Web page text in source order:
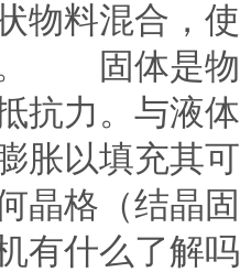
物料混合，
固体是物
抗力。与液
胀以填充其
晶格（结晶
有什么了解